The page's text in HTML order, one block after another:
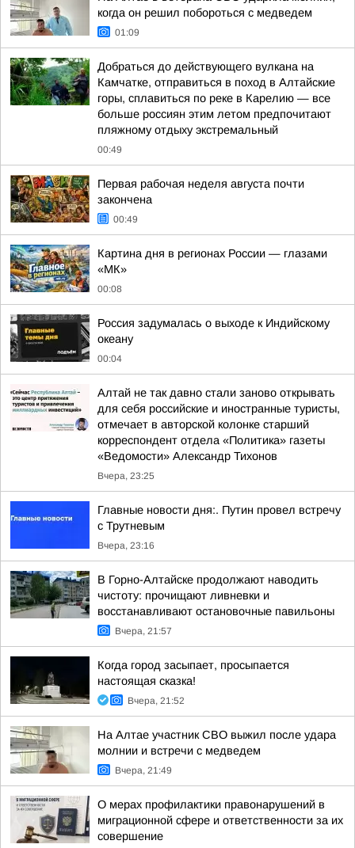
когда он решил побороться с медведем
01:09
Добраться до действующего вулкана на
Камчатке, отправиться в поход в Алтайские
горы, сплавиться по реке в Карелию — все
больше россиян этим летом предпочитают
пляжному отдыху экстремальный
00:49
Первая рабочая неделя августа почти
закончена
00:49
Картина дня в регионах России — глазами
«МК»
00:08
Россия задумалась о выходе к Индийскому
океану
00:04
Алтай не так давно стали заново открывать
для себя российские и иностранные туристы,
отмечает в авторской колонке старший
корреспондент отдела «Политика» газеты
«Ведомости» Александр Тихонов
Вчера, 23:25
Главные новости дня:. Путин провел встречу
с Трутневым
Вчера, 23:16
В Горно-Алтайске продолжают наводить
чистоту: прочищают ливневки и
восстанавливают остановочные павильоны
Вчера, 21:57
Когда город засыпает, просыпается
настоящая сказка!
Вчера, 21:52
На Алтае участник СВО выжил после удара
молнии и встречи с медведем
Вчера, 21:49
О мерах профилактики правонарушений в
миграционной сфере и ответственности за их
совершение